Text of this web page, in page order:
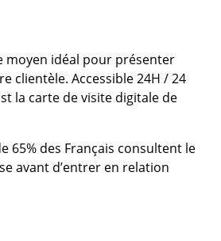
moyen idéal pour présenter
clientèle. Accessible 24H / 24
la carte de visite digitale de
65% des Français consultent le
avant d’entrer en relation